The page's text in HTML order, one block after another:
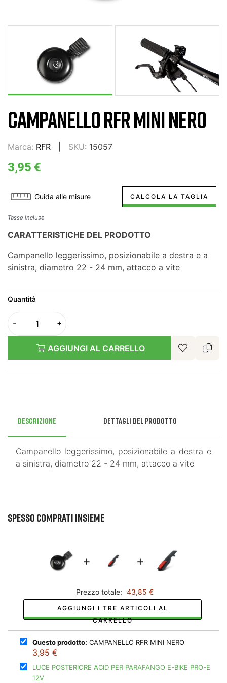
CAMPANELLO RFR MINI NERO
Marca: RFR SKU: 15057
3,95 €
Guida alle misure CALCOLA LA TAGLIA
Tasse incluse
CARATTERISTICHE DEL PRODOTTO
Campanello leggerissimo, posizionabile a destra e a
sinistra, diametro 22 - 24 mm, attacco a vite
Quantità
AGGIUNGI AL CARRELLO
Descrizione Dettagli del prodotto
Campanello leggerissimo, posizionabile a destra e
a sinistra, diametro 22 - 24 mm, attacco a vite
Spesso comprati insieme
+ +
Prezzo totale: 43,85 €
AGGIUNGI I TRE ARTICOLI AL
CARRELLO
Questo prodotto: CAMPANELLO RFR MINI NERO
3,95 €
LUCE POSTERIORE ACID PER PARAFANGO E-BIKE PRO-E
12V